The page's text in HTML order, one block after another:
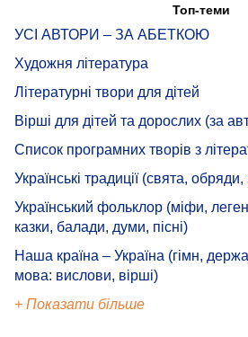
Топ-теми
УСІ АВТОРИ – ЗА АБЕТКОЮ
Художня література
Літературні твори для дітей
Вірші для дітей та дорослих (за
Список програмних творів з
Українські традиції (свята, обряди,
Український фольклор (міфи,
казки, балади, думи, пісні)
Наша країна – Україна (гімн,
мова: вислови, вірші)
+ Показати більше